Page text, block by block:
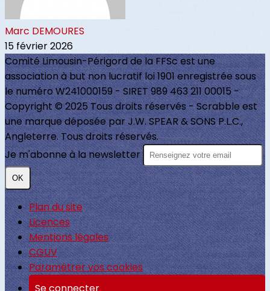
Marc DEMOURES
15 février 2026
Comité Limousin-Périgord de la FFSc est une
association à but non lucratif loi 1901 enregistrée sous
le numéro W241000159 - SIRET 989 463 211 00015 -
Copyright © 2025 Tous droits réservés - Scrabble est
une marque déposée par J.W. SPEAR & SONS P.L.C.,
Angleterre. Tous droits réservés.
Je m'abonne à la newsletter
OK
Plan du site
Licences
Mentions légales
CGUV
Paramétrer vos cookies